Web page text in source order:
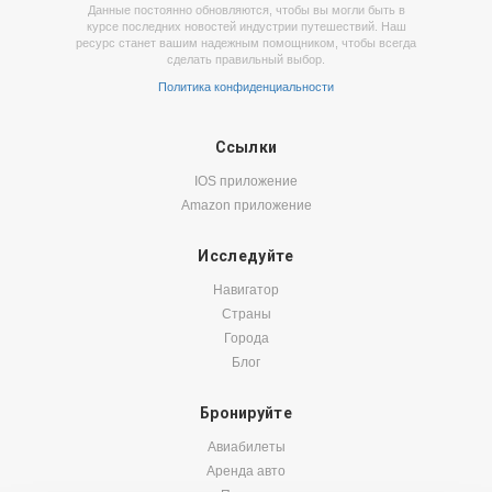
Данные постоянно обновляются, чтобы вы могли быть в
курсе последних новостей индустрии путешествий. Наш
ресурс станет вашим надежным помощником, чтобы всегда
сделать правильный выбор.
Политика конфиденциальности
Ссылки
IOS приложение
Amazon приложение
Исследуйте
Навигатор
Страны
Города
Блог
Бронируйте
Авиабилеты
Аренда авто